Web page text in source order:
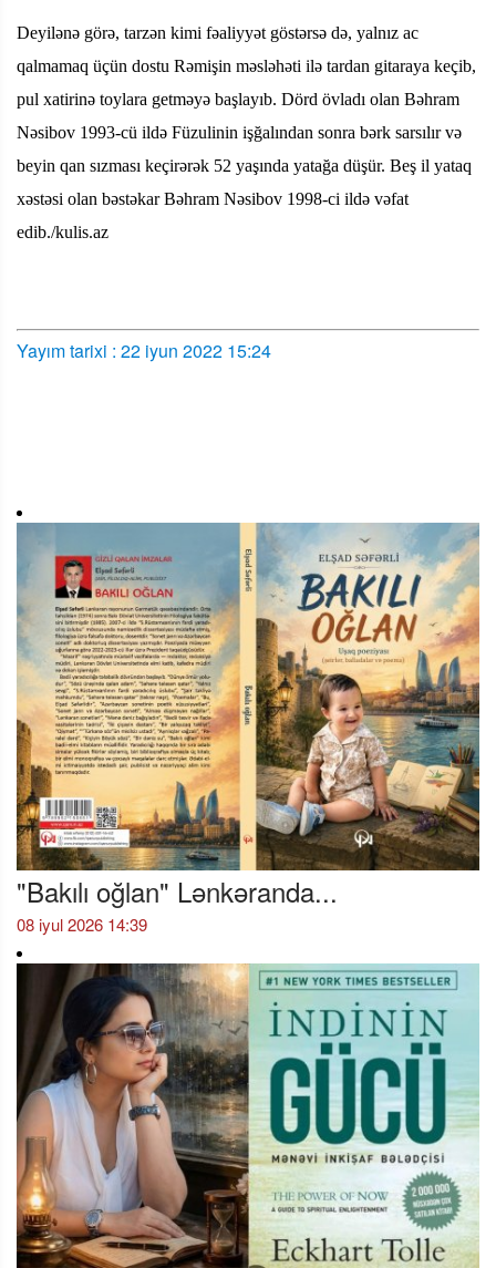
Deyilənə görə, tarzən kimi fəaliyyət göstərsə də, yalnız ac
qalmamaq üçün dostu Rəmişin məsləhəti ilə tardan gitaraya keçib,
pul xatirinə toylara getməyə başlayıb. Dörd övladı olan Bəhram
Nəsibov 1993-cü ildə Füzulinin işğalından sonra bərk sarsılır və
beyin qan sızması keçirərək 52 yaşında yatağa düşür. Beş il yataq
xəstəsi olan bəstəkar Bəhram Nəsibov 1998-ci ildə vəfat
edib./kulis.az
Yayım tarixi : 22 iyun 2022 15:24
"Bakılı oğlan" Lənkəranda...
08 iyul 2026 14:39